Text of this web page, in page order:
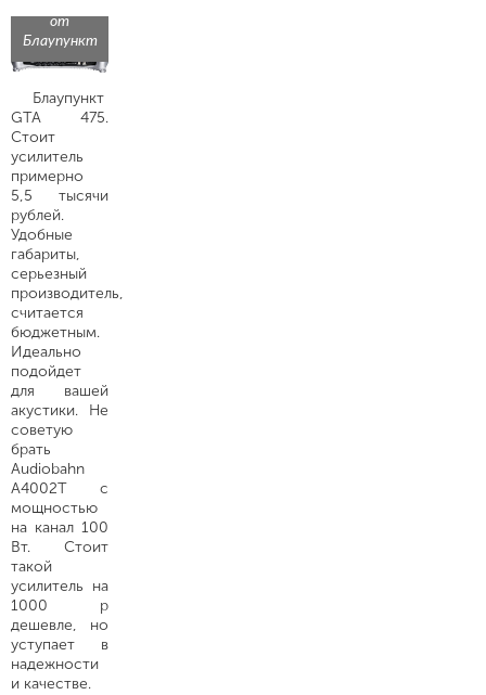
от
Блаупункт
Блаупункт
GTA 475.
Стоит
усилитель
примерно
5,5 тысячи
рублей.
Удобные
габариты,
серьезный
производитель,
считается
бюджетным.
Идеально
подойдет
для вашей
акустики. Не
советую
брать
Audiobahn
A4002T с
мощностью
на канал 100
Вт. Стоит
такой
усилитель на
1000 р
дешевле, но
уступает в
надежности
и качестве.